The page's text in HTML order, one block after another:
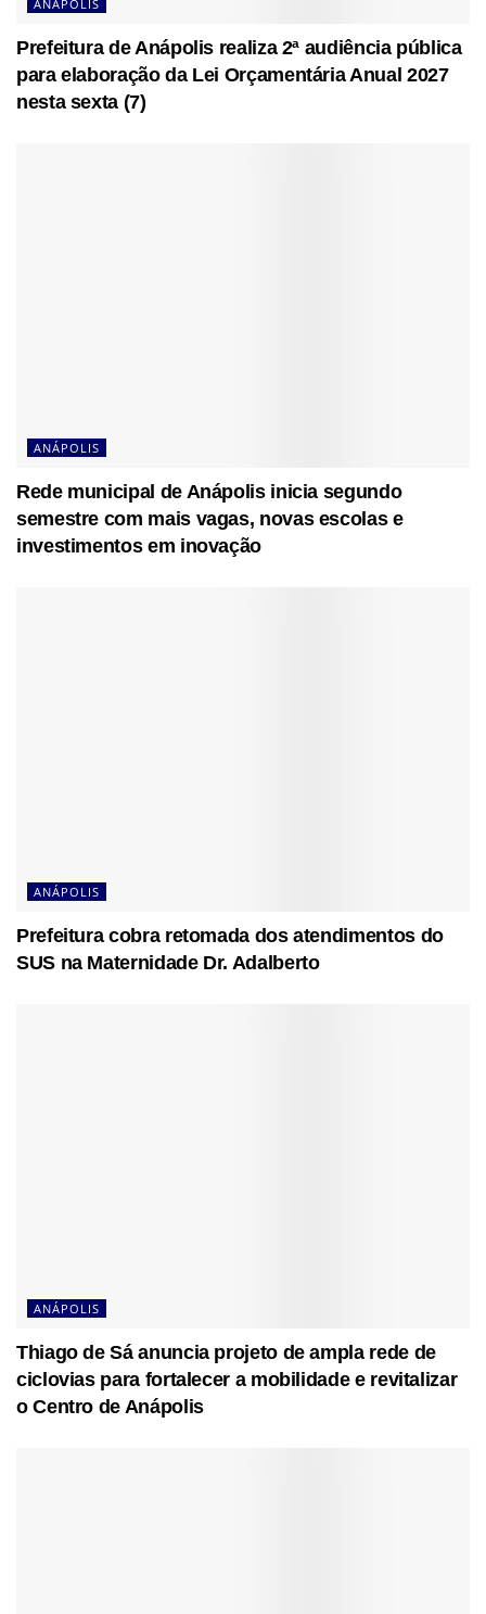
ANÁPOLIS
Prefeitura de Anápolis realiza 2ª audiência pública
para elaboração da Lei Orçamentária Anual 2027
nesta sexta (7)
ANÁPOLIS
Rede municipal de Anápolis inicia segundo
semestre com mais vagas, novas escolas e
investimentos em inovação
ANÁPOLIS
Prefeitura cobra retomada dos atendimentos do
SUS na Maternidade Dr. Adalberto
ANÁPOLIS
Thiago de Sá anuncia projeto de ampla rede de
ciclovias para fortalecer a mobilidade e revitalizar
o Centro de Anápolis